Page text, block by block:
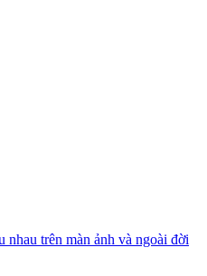
trên màn ảnh và ngoài đời